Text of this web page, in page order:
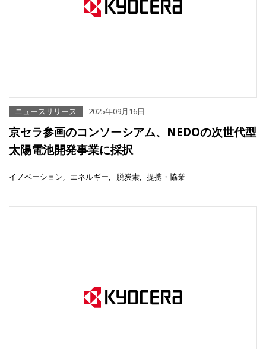
ニュースリリース 2025年09月16日
京セラ参画のコンソーシアム、NEDOの次世代型
太陽電池開発事業に採択
イノベーション エネルギー 脱炭素 提携・協業